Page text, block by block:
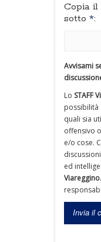
Copia il
sotto *:
Avvisami
Lo STAFF
possibilità
quali sia
offensivo
e/o cose.
ed